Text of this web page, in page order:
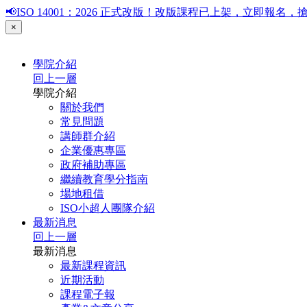
📢ISO 14001：2026 正式改版！改版課程已上架，立即報名，
×
學院介紹
回上一層
學院介紹
關於我們
常見問題
講師群介紹
企業優惠專區
政府補助專區
繼續教育學分指南
場地租借
ISO小超人團隊介紹
最新消息
回上一層
最新消息
最新課程資訊
近期活動
課程電子報